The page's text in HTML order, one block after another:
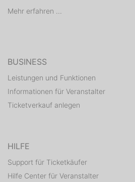
Mehr erfahren ...
BUSINESS
Leistungen und Funktionen
Informationen für Veranstalter
Ticketverkauf anlegen
HILFE
Support für Ticketkäufer
Hilfe Center für Veranstalter